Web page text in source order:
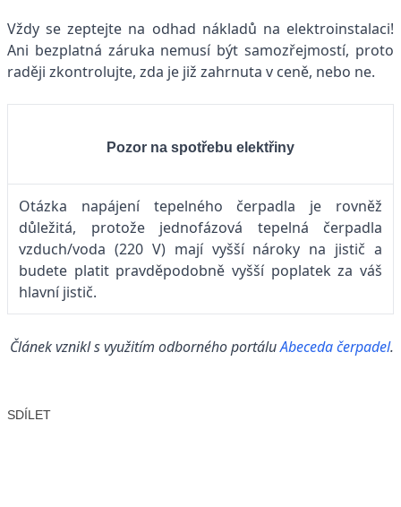
Vždy se zeptejte na odhad nákladů na elektroinstalaci!
Ani bezplatná záruka nemusí být samozřejmostí, proto
raději zkontrolujte, zda je již zahrnuta v ceně, nebo ne.
Pozor na spotřebu elektřiny
Otázka napájení tepelného čerpadla je rovněž
důležitá, protože jednofázová tepelná čerpadla
vzduch/voda (220 V) mají vyšší nároky na jistič a
budete platit pravděpodobně vyšší poplatek za váš
hlavní jistič.
Článek vznikl s využitím odborného portáluAbeceda čerpadel.
SDÍLET